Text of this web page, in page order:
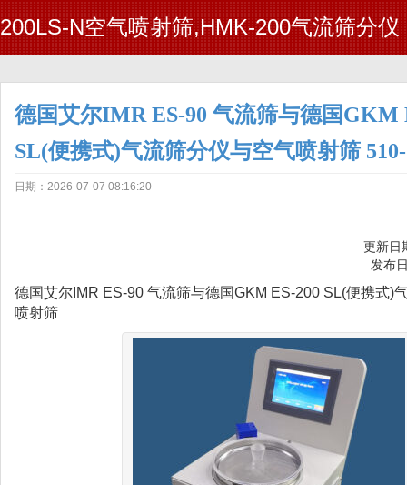
200LS-N空气喷射筛,HMK-200气流筛分仪
德国艾尔IMR ES-90 气流筛与德国GKM
SL(便携式)气流筛分仪与空气喷射筛
日期：2026-07-07 08:16:20
更新日
发布
德国艾尔IMR ES-90 气流筛与德国GKM ES-200 SL(便携式)
喷射筛